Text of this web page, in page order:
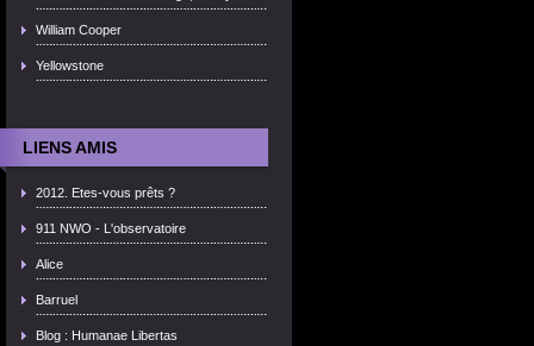
William Cooper
Yellowstone
LIENS AMIS
2012. Etes-vous prêts ?
911 NWO - L'observatoire
Alice
Barruel
Blog : Humanae Libertas